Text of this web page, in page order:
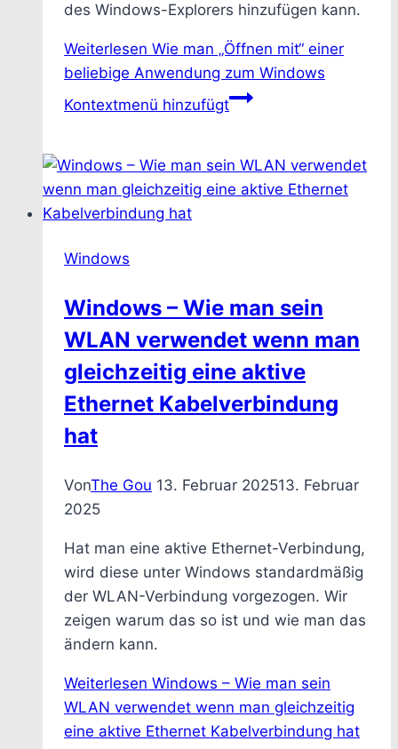
des Windows-Explorers hinzufügen kann.
Weiterlesen Wie man „Öffnen mit“ einer
beliebige Anwendung zum Windows
Kontextmenü hinzufügt
Windows
Windows – Wie man sein
WLAN verwendet wenn man
gleichzeitig eine aktive
Ethernet Kabelverbindung
hat
VonThe Gou 13. Februar 202513. Februar
2025
Hat man eine aktive Ethernet-Verbindung,
wird diese unter Windows standardmäßig
der WLAN-Verbindung vorgezogen. Wir
zeigen warum das so ist und wie man das
ändern kann.
Weiterlesen Windows – Wie man sein
WLAN verwendet wenn man gleichzeitig
eine aktive Ethernet Kabelverbindung hat